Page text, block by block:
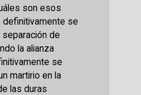
son esos
se
de
la alianza
se
martirio en la
las duras